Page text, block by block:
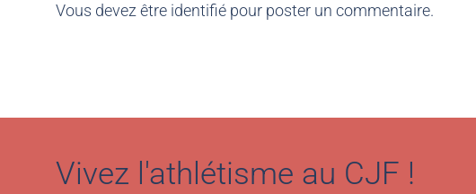
Vous devez être identifié pour poster un commentaire.
Vivez l'athlétisme au CJF !